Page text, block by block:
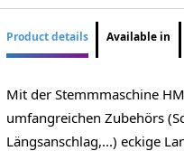
Product details Available in
Mit der Stemmmaschine
umfangreichen Zubehörs
Längsanschlag,...) eckige